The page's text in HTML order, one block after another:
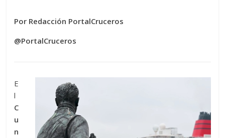
Por Redacción PortalCruceros
@PortalCruceros
E
l
C
u
n